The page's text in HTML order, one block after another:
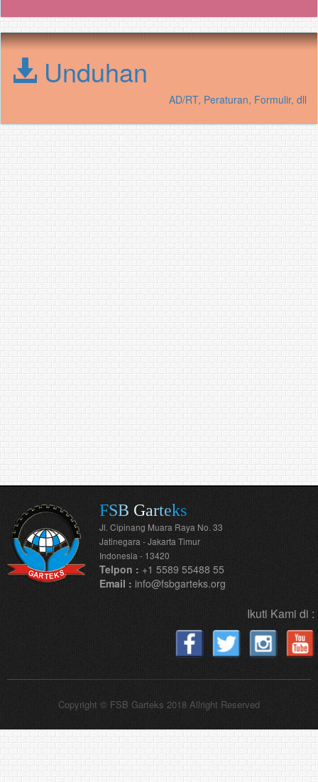
Unduhan
AD/RT, Peraturan, Formulir, dll
FSB Garteks
Jl. Cipinang Muara Raya No. 33
Jatinegara - Jakarta Timur
Indonesia - 13420
Telpon : +1 5589 55488 55
Email : info@fsbgarteks.org
Ikuti Kami di :
Copyright © FSB Garteks 2018 Allright Reserved